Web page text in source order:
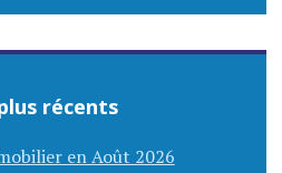
récents
en Août 2026